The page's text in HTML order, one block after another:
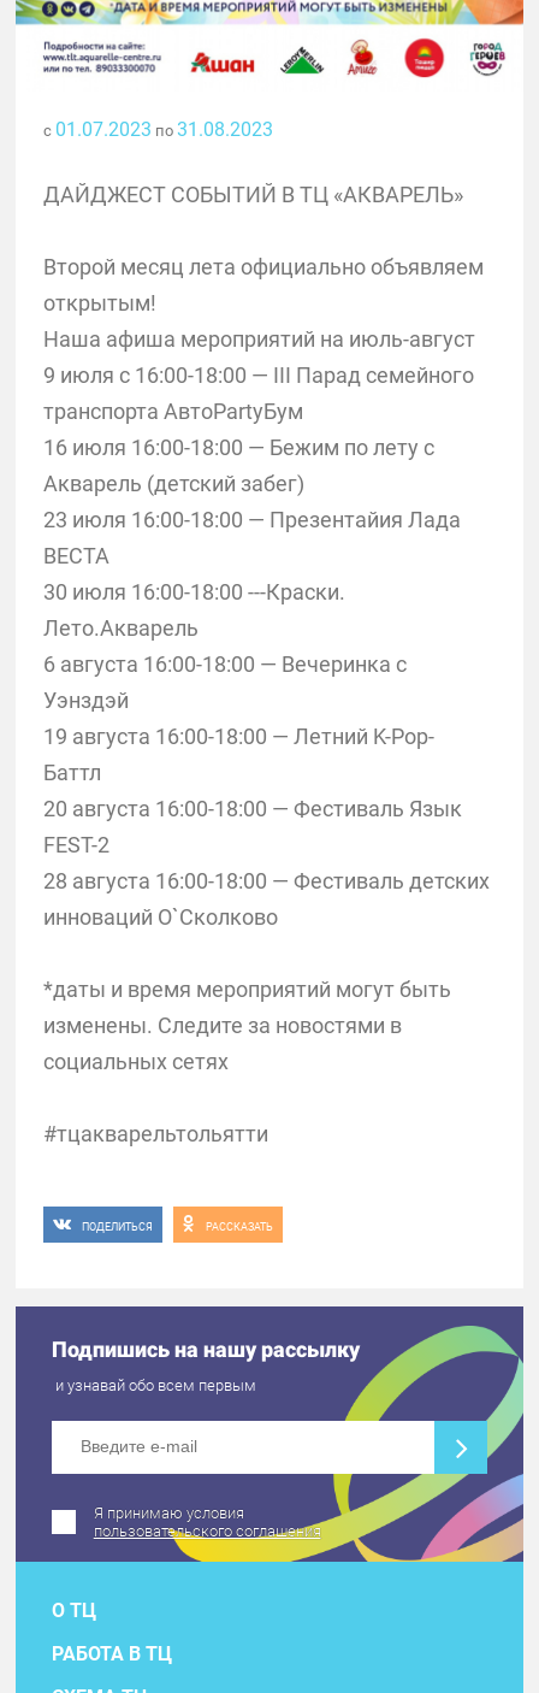
с 01.07.2023 по 31.08.2023
ДАЙДЖЕСТ СОБЫТИЙ В ТЦ «АКВАРЕЛЬ»
Второй месяц лета официально объявляем
открытым!
Наша афиша мероприятий на июль-август
9 июля с 16:00-18:00 — III Парад семейного
транспорта АвтоPartyБум
16 июля 16:00-18:00 — Бежим по лету с
Акварель (детский забег)
23 июля 16:00-18:00 — Презентайия Лада
ВЕСТА
30 июля 16:00-18:00 ---Краски.
Лето.Акварель
6 августа 16:00-18:00 — Вечеринка с
Уэнздэй
19 августа 16:00-18:00 — Летний K-Pop-
Баттл
20 августа 16:00-18:00 — Фестиваль Язык
FEST-2
28 августа 16:00-18:00 — Фестиваль детских
инноваций О`Сколково
*даты и время мероприятий могут быть
изменены. Следите за новостями в
социальных сетях
#тцакварельтольятти
ПОДЕЛИТЬСЯ РАССКАЗАТЬ
Подпишись на нашу рассылку
и узнавай обо всем первым
Я принимаю условия
пользовательского соглашения
О ТЦ
РАБОТА В ТЦ